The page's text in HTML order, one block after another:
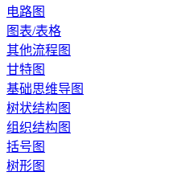
电路图
图表/表格
其他流程图
甘特图
基础思维导图
树状结构图
组织结构图
括号图
树形图